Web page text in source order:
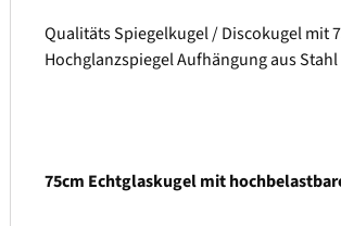
Qualitäts Spiegelkugel / Discokugel mit
Hochglanzspiegel Aufhängung aus
75cm Echtglaskugel mit